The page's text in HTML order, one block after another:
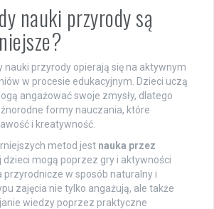
nauki przyrody są
przyrody opierają się na aktywnym
w procesie edukacyjnym. Dzieci uczą
angażować swoje zmysły, dlatego
formy nauczania, które
i kreatywność.
metod jest nauka przez
dzieci mogą poprzez gry i aktywności
przyrodnicze w sposób naturalny i
zajęcia nie tylko angażują, ale także
wiedzy poprzez praktyczne